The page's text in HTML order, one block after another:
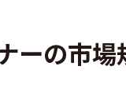
ーの市